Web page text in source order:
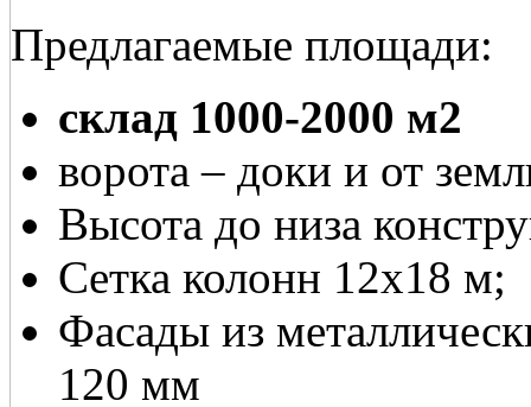
Предлагаемые площади:
склад 1000-2000 м2
ворота – доки и от
Высота до низа
Сетка колонн 12х18 м;
Фасады из
120 мм